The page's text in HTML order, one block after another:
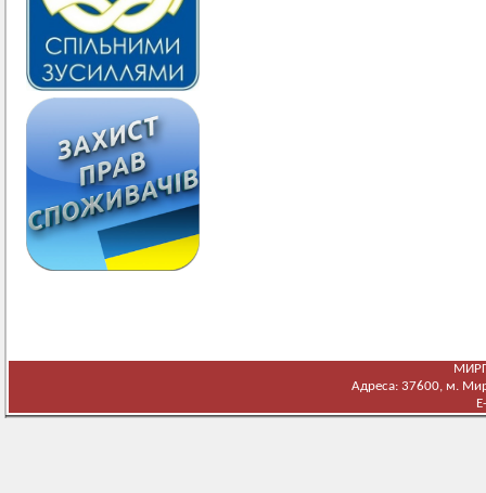
Адреса: 37600, м.